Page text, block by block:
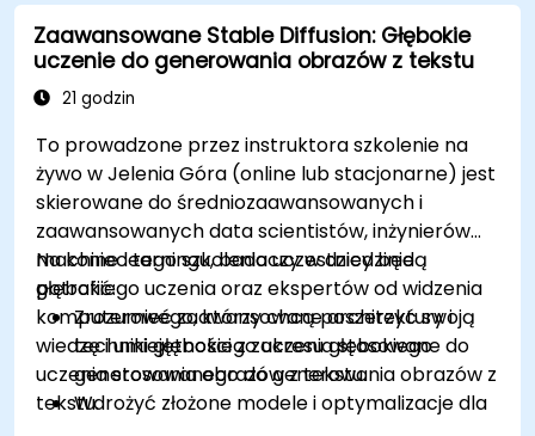
Zaawansowane Stable Diffusion: Głębokie
uczenie do generowania obrazów z tekstu
21 godzin
To prowadzone przez instruktora szkolenie na
żywo w Jelenia Góra (online lub stacjonarne) jest
skierowane do średniozaawansowanych i
zaawansowanych data scientistów, inżynierów
machine learningu, badaczy w dziedzinie
głębokiego uczenia oraz ekspertów od widzenia
komputerowego, którzy chcą poszerzyć swoją
wiedzę i umiejętności z zakresu głębokiego
uczenia stosowanego do generowania obrazów z
tekstu.
Na koniec tego szkolenia uczestnicy będą
potrafić:
Zrozumieć zaawansowane architektury i
techniki głębokiego uczenia stosowane do
generowania obrazów z tekstu.
Wdrożyć złożone modele i optymalizacje dla